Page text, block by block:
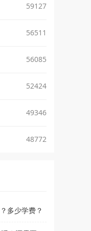
59127
56511
56085
52424
49346
48772
多少学费？